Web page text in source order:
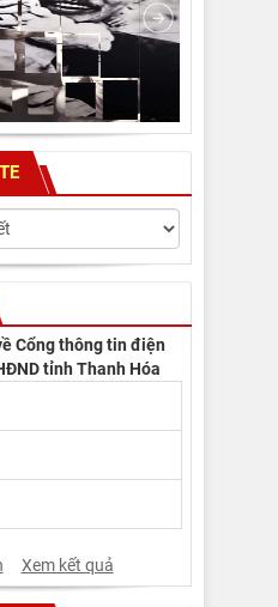
Cổng thông tin điện
tỉnh Thanh Hóa
Xem kết quả